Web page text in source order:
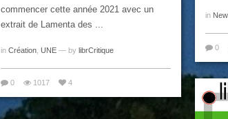
commencer cette année 2021 avec un
extrait de Lamenta des ...
in Création UNE — by librCritique
0 1017 4
in
0